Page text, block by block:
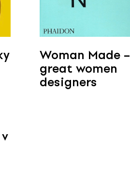
Woman Made –
great women
designers